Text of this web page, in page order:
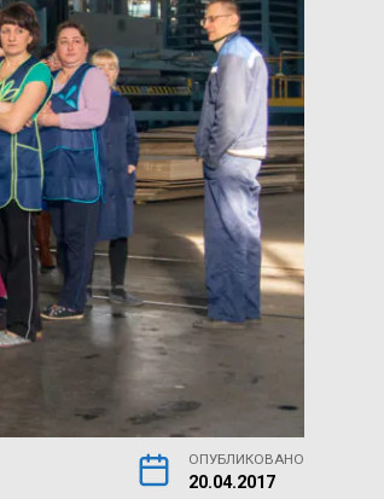
ОПУБЛИКОВАНО
20.04.2017